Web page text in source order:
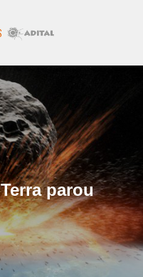
parou